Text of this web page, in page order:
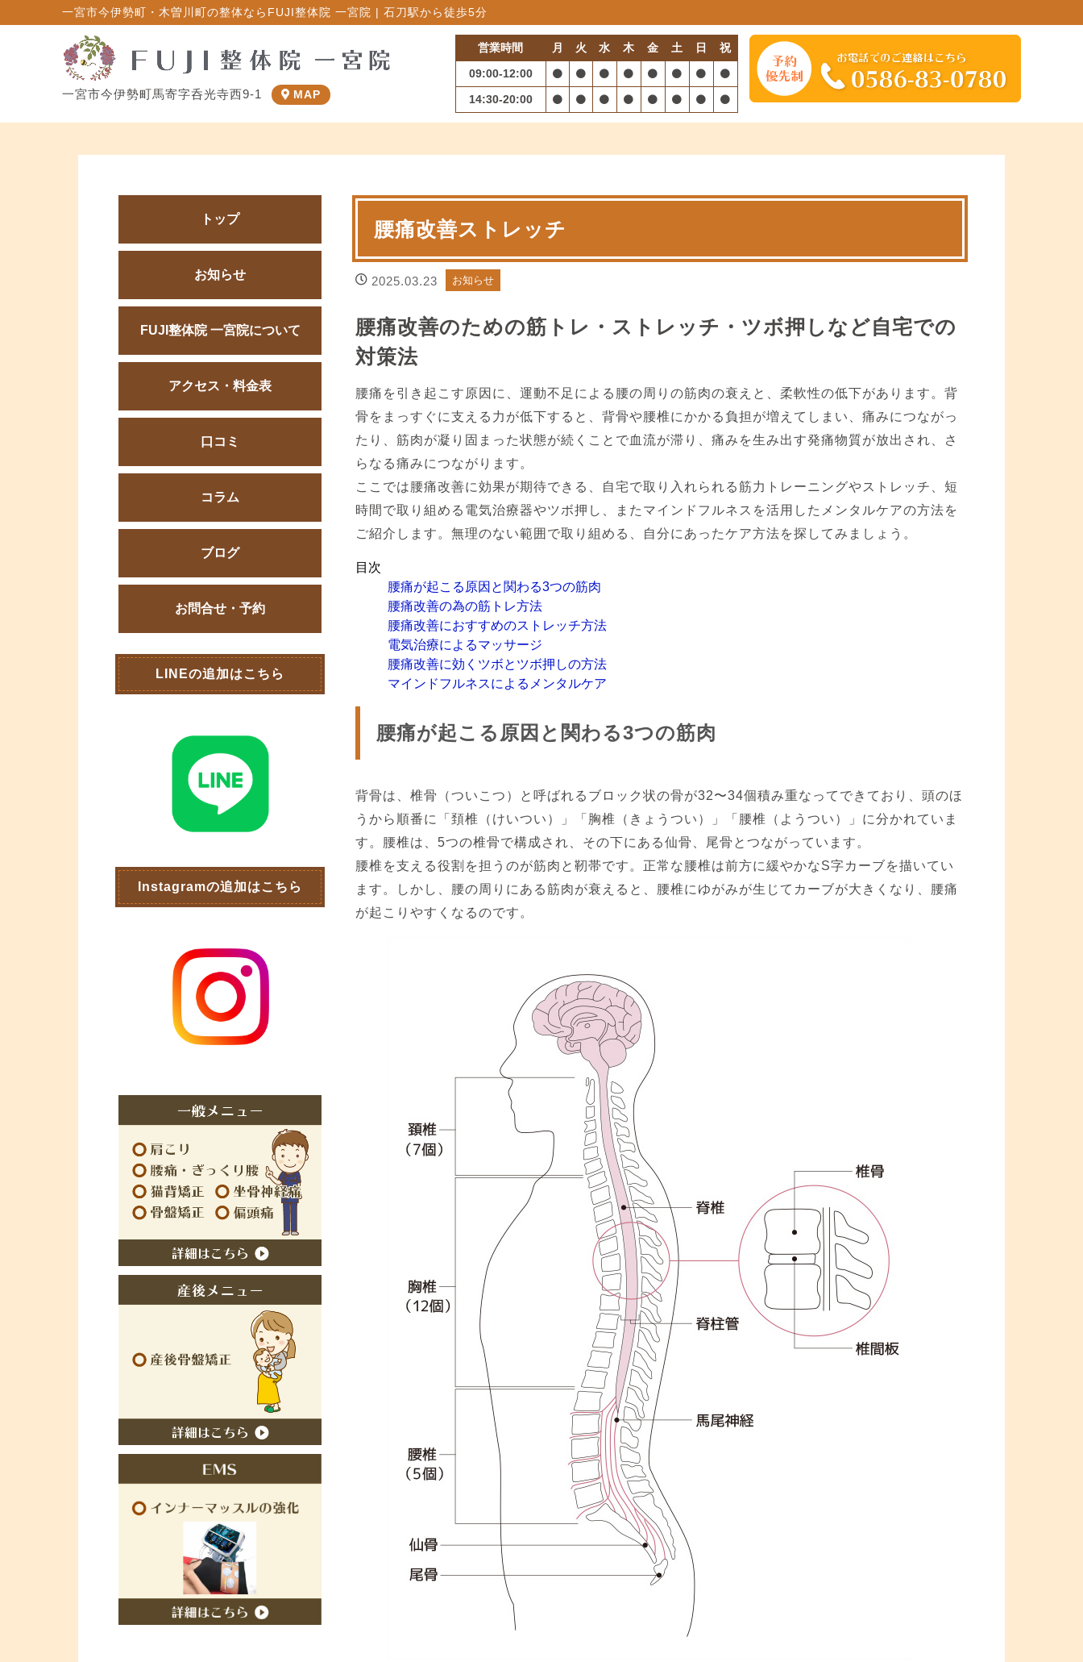
一宮市今伊勢町・木曽川町の整体ならFUJI整体院 一宮院 | 石刀駅から徒歩5分
一宮市今伊勢町馬寄字呑光寺西9-1 MAP
営業時間 月 火 水 木 金 土 日
祝
09:00-12:00
14:30-20:00
腰痛改善ストレッチ
2025.03.23 お知らせ
腰痛改善のための筋トレ・ストレッチ・ツボ押しなど自宅での
対策法
腰痛を引き起こす原因に、運動不足による腰の周りの筋肉の衰えと、柔軟性の低下があります。背
骨をまっすぐに支える力が低下すると、背骨や腰椎にかかる負担が増えてしまい、痛みにつながっ
たり、筋肉が凝り固まった状態が続くことで血流が滞り、痛みを生み出す発痛物質が放出され、さ
らなる痛みにつながります。
ここでは腰痛改善に効果が期待できる、自宅で取り入れられる筋力トレーニングやストレッチ、短
時間で取り組める電気治療器やツボ押し、またマインドフルネスを活用したメンタルケアの方法を
ご紹介します。無理のない範囲で取り組める、自分にあったケア方法を探してみましょう。
目次
腰痛が起こる原因と関わる3つの筋肉
腰痛改善の為の筋トレ方法
腰痛改善におすすめのストレッチ方法
電気治療によるマッサージ
腰痛改善に効くツボとツボ押しの方法
マインドフルネスによるメンタルケア
腰痛が起こる原因と関わる3つの筋肉
背骨は、椎骨（ついこつ）と呼ばれるブロック状の骨が32〜34個積み重なってできており、頭のほ
うから順番に「頚椎（けいつい）」「胸椎（きょうつい）」「腰椎（ようつい）」に分かれていま
す。腰椎は、5つの椎骨で構成され、その下にある仙骨、尾骨とつながっています。
腰椎を支える役割を担うのが筋肉と靭帯です。正常な腰椎は前方に緩やかなS字カーブを描いてい
ます。しかし、腰の周りにある筋肉が衰えると、腰椎にゆがみが生じてカーブが大きくなり、腰痛
が起こりやすくなるのです。
トップ
お知らせ
FUJI整体院 一宮院について
アクセス・料金表
口コミ
コラム
ブログ
お問合せ・予約
LINEの追加はこちら
Instagramの追加はこちら